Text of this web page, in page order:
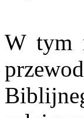
W tym